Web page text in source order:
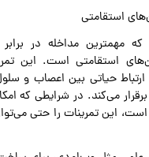
استقامتی
که مهمترین مداخله در
استقامتی است. این
حیاتی بین اعصاب و
می‌کند. در شرایطی که
این تمرینات را حتی